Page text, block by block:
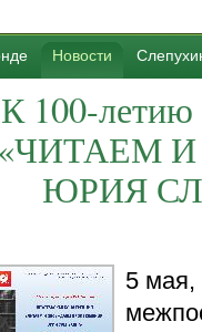
Новости
К100-летию
«ЧИТАЕМ
ЮРИЯ
5 мая,